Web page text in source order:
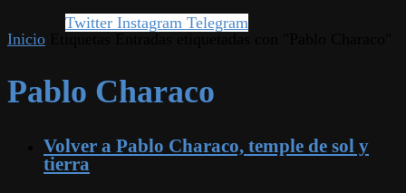
Twitter Instagram Telegram
Inicio
Pablo Characo
Volver a Pablo Characo, temple de sol y
tierra